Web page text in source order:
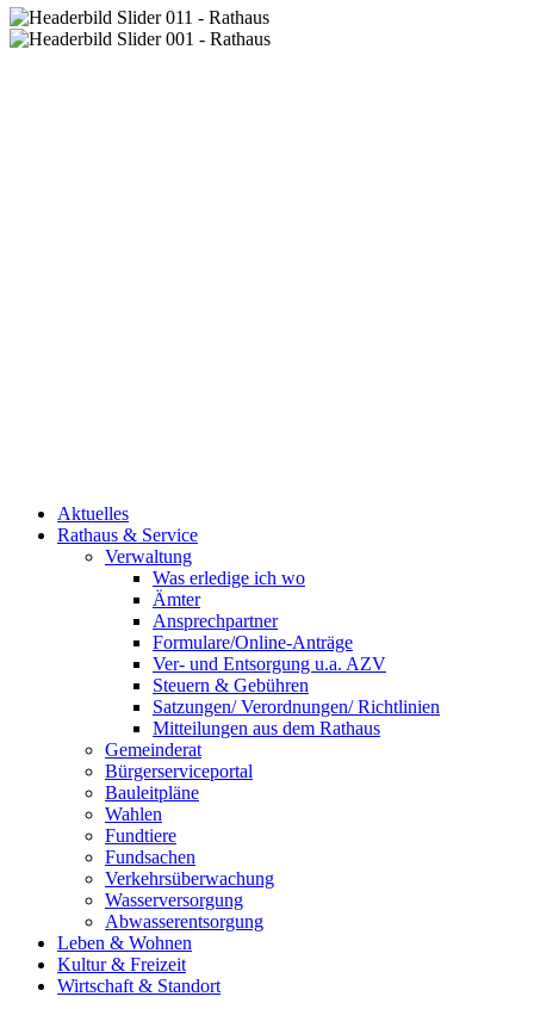
Aktuelles
Rathaus & Service
Verwaltung
Was erledige ich wo
Ämter
Ansprechpartner
Formulare/Online-Anträge
Ver- und Entsorgung u.a. AZV
Steuern & Gebühren
Satzungen/ Verordnungen/ Richtlinien
Mitteilungen aus dem Rathaus
Gemeinderat
Bürgerserviceportal
Bauleitpläne
Wahlen
Fundtiere
Fundsachen
Verkehrsüberwachung
Wasserversorgung
Abwasserentsorgung
Leben & Wohnen
Kultur & Freizeit
Wirtschaft & Standort